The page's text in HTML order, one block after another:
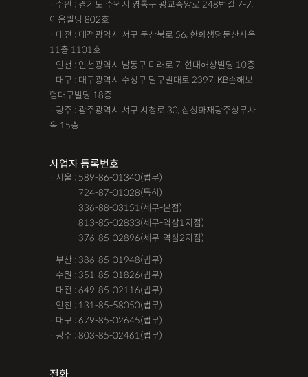
· 수원 : 경기도 수원시 영통구 광교중앙로 248번길 7-7,
이음빌딩 802호
· 대전 : 대전광역시 서구 둔산북로 56, 한화생명둔산사옥
11층 1101호
· 인천 : 인천광역시 남동구 미래로 7, 현대해상빌딩 10층
· 대구 : 대구광역시 수성구 달구벌대로 2397, KB손해보
험대구빌딩 18층
· 광주 : 광주광역시 서구 시청로 30, 삼성화재광주상무사
옥 15층
사업자 등록번호
· 서울 : 589-86-01340(법무)
724-87-01028(특허)
336-88-03151(세무-본점)
813-85-02833(세무-역삼1지점)
376-85-02896(세무-역삼2지점)
· 부산 : 386-85-01948(법무)
· 수원 : 351-85-01826(법무)
· 대전 : 649-85-02116(법무)
· 인천 : 131-85-58050(법무)
· 대구 : 679-85-02645(법무)
· 광주 : 803-85-02461(법무)
전화